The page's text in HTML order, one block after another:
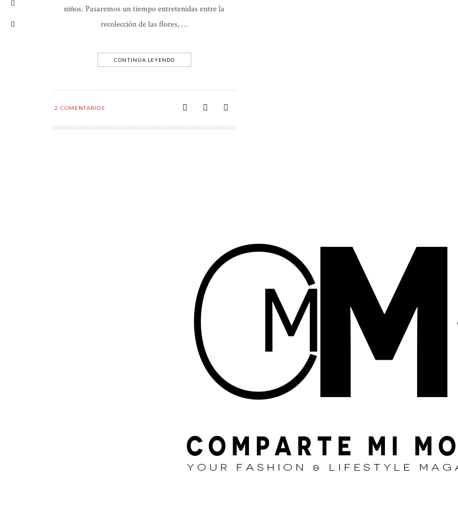
niños. Pasaremos un tiempo entretenidas entre la
recolección de las flores, …
CONTINÚA LEYENDO
2 COMENTARIOS